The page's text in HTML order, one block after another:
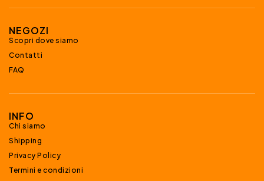
NEGOZI
Scopri dove siamo
Contatti
FAQ
INFO
Chi siamo
Shipping
Privacy Policy
Termini e condizioni